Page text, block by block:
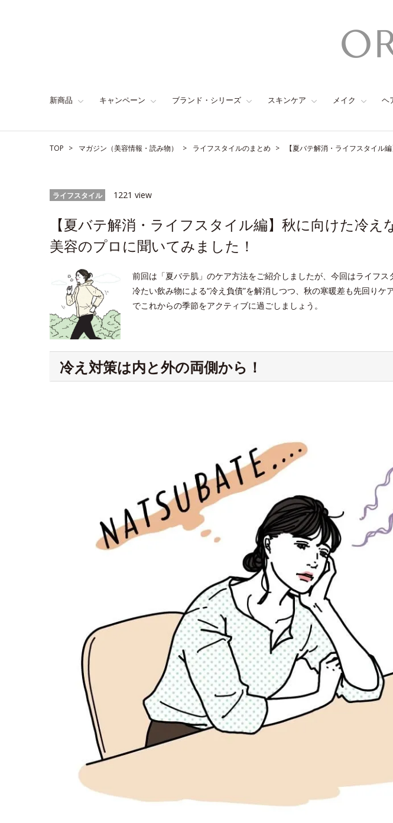
新商品 キャンペーン ブランド・シリーズ スキンケア メイク ヘ
TOP マガジン（美容情報・読み物） ライフスタイルのまとめ 【夏バテ解消・ライフスタイル
ライフスタイル 1221 view
【夏バテ解消・ライフスタイル編】秋に向けた冷え
美容のプロに聞いてみました！
前回は「夏バテ肌」のケア方法をご紹介しましたが、今回はライフ
冷たい飲み物による“冷え負債”を解消しつつ、秋の寒暖差も先回りケ
でこれからの季節をアクティブに過ごしましょう。
冷え対策は内と外の両側から！